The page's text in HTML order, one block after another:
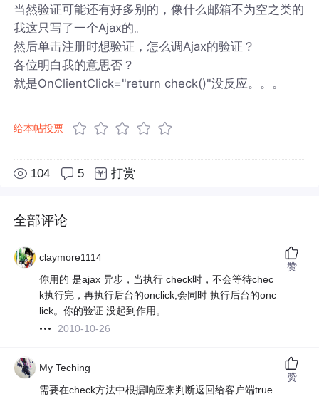
当然验证可能还有好多别的，像什么邮箱不为空之类的
我这只写了一个Ajax的。
然后单击注册时想验证，怎么调Ajax的验证？
各位明白我的意思否？
就是OnClientClick="return check()"没反应。。。
给本帖投票
104 5 打赏
全部评论
claymore1114
你用的 是ajax 异步，当执行 check时，不会等待chec
k执行完，再执行后台的onclick,会同时 执行后台的onc
lick。你的验证 没起到作用。
2010-10-26
赞
My Teching
需要在check方法中根据响应来判断返回给客户端true
赞